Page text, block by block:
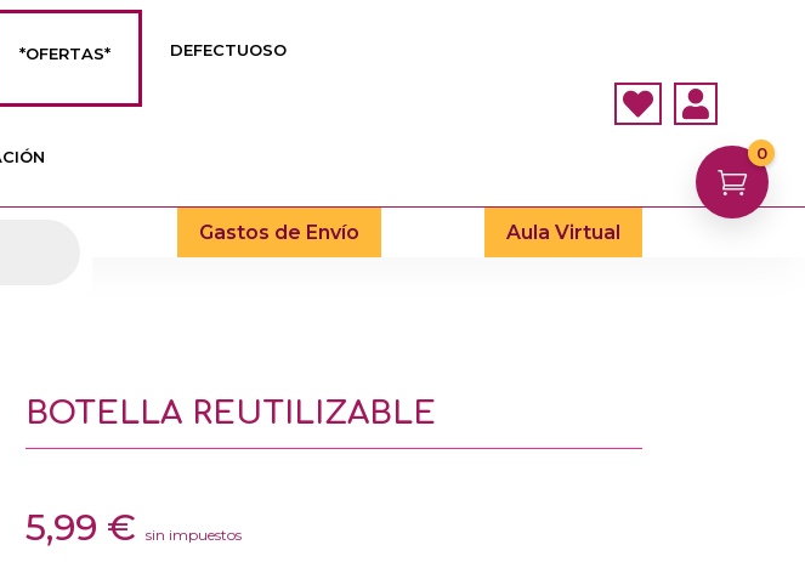
*OFERTAS* DEFECTUOSO
 
Gastos de Envío Aula Virtual
BOTELLA REUTILIZABLE
5,99 € sin impuestos

0